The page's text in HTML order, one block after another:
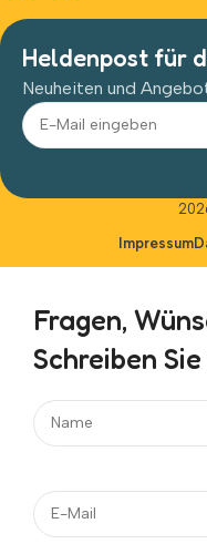
Heldenpost für
Neuheiten und
Impressum
Fragen,
Schreiben